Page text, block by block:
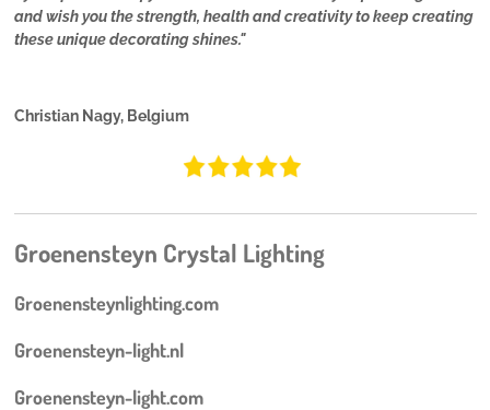
and wish you the strength, health and creativity to keep creating
these unique decorating shines."
Christian Nagy, Belgium
Groenensteyn Crystal Lighting
Groenensteynlighting.com
Groenensteyn-light.nl
Groenensteyn-light.com